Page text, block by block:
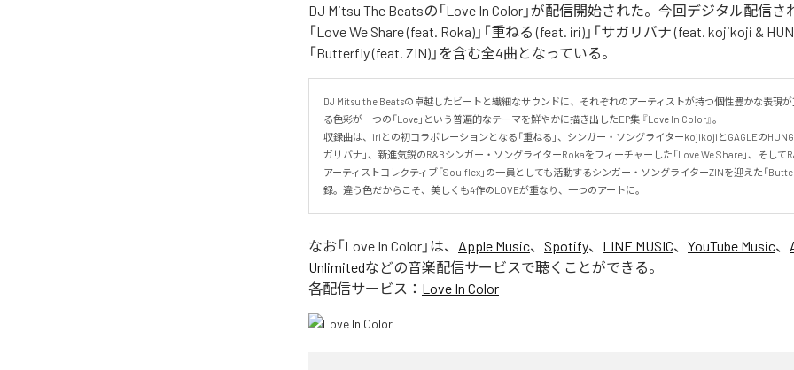
DJ Mitsu The Beatsの「Love In Color」が配信開始された。今回デジタル配信さ
「Love We Share (feat. Roka)」「重ねる (feat. iri)」「サガリバナ (feat. kojikoji &
「Butterfly (feat. ZIN)」を含む全4曲となっている。
DJ Mitsu the Beatsの卓越したビートと繊細なサウンドに、それぞれのアーティストが持つ個性豊かな表現
る色彩が一つの「Love」という普遍的なテーマを鮮やかに描き出したEP集 『Love In Color』。
収録曲は、iriとの初コラボレーションとなる「重ねる」、シンガー・ソングライターkojikojiとGAGLEの
ガリバナ」、新進気鋭のR&Bシンガー・ソングライターRokaをフィーチャーした「Love We Share」、そして
アーティストコレクティブ「Soulflex」の一員としても活動するシンガー・ソングライターZINを迎えた「
録。違う色だからこそ、美しくも4作のLOVEが重なり、一つのアートに。
なお「Love In Color 」は、 Apple Music、 Spotify、 LINE MUSIC、 YouTube Music、
Unlimitedなどの音楽配信サービスで聴くことができる。
各配信サービス： Love In Color